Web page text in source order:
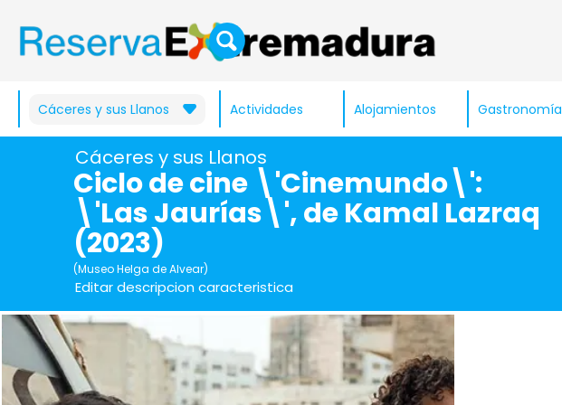
Cáceres y sus Llanos Actividades Alojamientos Gastronomía
Cáceres y sus Llanos
Ciclo de cine \'Cinemundo\':
\'Las Jaurías\', de Kamal Lazraq
(2023)
(Museo Helga de Alvear)
Editar descripcion caracteristica